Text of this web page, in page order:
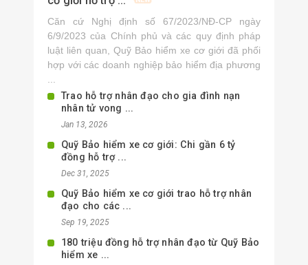
Căn cứ Nghị định số 67/2023/NĐ-CP ngày
6/9/2023 của Chính phủ và các quy định pháp
luật liên quan, Quỹ Bảo hiểm xe cơ giới đã phối
hợp với các doanh nghiệp bảo hiểm địa phương
Trao hỗ trợ nhân đạo cho gia đình nạn
nhân tử vong ...
Jan 13, 2026
Quỹ Bảo hiểm xe cơ giới: Chi gần 6 tỷ
đồng hỗ trợ ...
Dec 31, 2025
Quỹ Bảo hiểm xe cơ giới trao hỗ trợ nhân
đạo cho các ...
Sep 19, 2025
180 triệu đồng hỗ trợ nhân đạo từ Quỹ Bảo
hiểm xe ...